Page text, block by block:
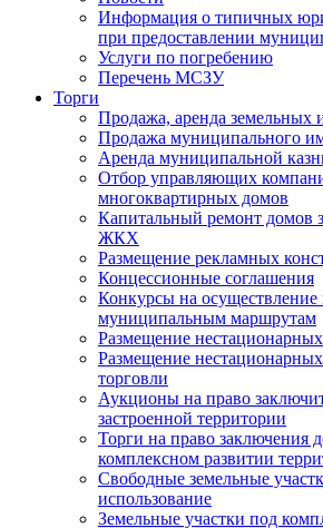
Информация о типичных
при предоставлении
Услуги по погребению
Перечень МСЗУ
Торги
Продажа, аренда земельных
Продажа муниципального
Аренда муниципальной
Отбор управляющих
многоквартирных домов
Капитальный ремонт домов
ЖКХ
Размещение рекламных
Концессионные соглашения
Конкурсы на осуществление
муниципальным маршрутам
Размещение
Размещение
торговли
Аукционы на право
застроенной территории
Торги на право заключения
комплексном развитии
Свободные земельные
использование
Земельные участки под